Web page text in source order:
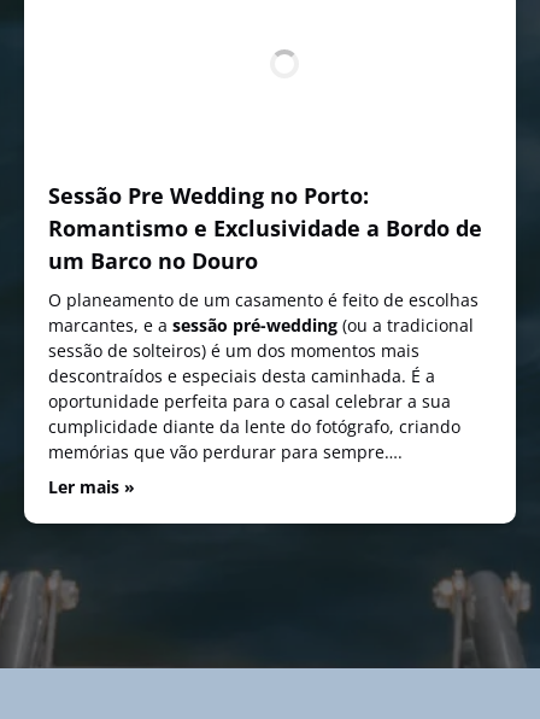
Sessão Pre Wedding no Porto:
Romantismo e Exclusividade a Bordo de
um Barco no Douro
O planeamento de um casamento é feito de escolhas
marcantes, e a sessão pré-wedding (ou a tradicional
sessão de solteiros) é um dos momentos mais
descontraídos e especiais desta caminhada. É a
oportunidade perfeita para o casal celebrar a sua
cumplicidade diante da lente do fotógrafo, criando
memórias que vão perdurar para sempre….
Ler mais »